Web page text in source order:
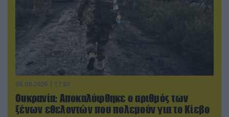
06.08.2026 | 17:02
Ουκρανία: Αποκαλύφθηκε ο αριθμός των
ξένων εθελοντών που πολεμούν για το Κίεβο